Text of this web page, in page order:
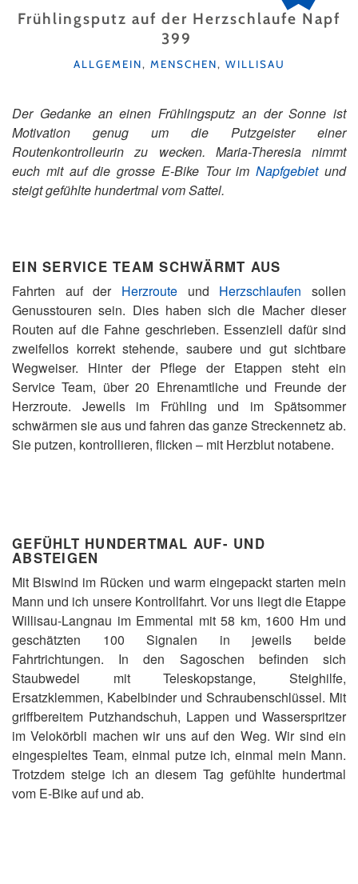
Frühlingsputz auf der Herzschlaufe Napf
399
KATEGORIEN
ALLGEMEIN, MENSCHEN, WILLISAU
Der Gedanke an einen Frühlingsputz an der Sonne ist
Motivation genug um die Putzgeister einer
Routenkontrolleurin zu wecken. Maria-Theresia nimmt
euch mit auf die grosse E-Bike Tour imNapfgebietund
steigt gefühlte hundertmal vom Sattel.
EIN SERVICE TEAM SCHWÄRMT AUS
Fahrten auf der Herzroute und Herzschlaufen sollen
Genusstouren sein. Dies haben sich die Macher dieser
Routen auf die Fahne geschrieben. Essenziell dafür sind
zweifellos korrekt stehende, saubere und gut sichtbare
Wegweiser. Hinter der Pflege der Etappen steht ein
Service Team, über 20 Ehrenamtliche und Freunde der
Herzroute. Jeweils im Frühling und im Spätsommer
schwärmen sie aus und fahren das ganze Streckennetz ab.
Sie putzen, kontrollieren, flicken – mit Herzblut notabene.
GEFÜHLT HUNDERTMAL AUF- UND
ABSTEIGEN
Mit Biswind im Rücken und warm eingepackt starten mein
Mann und ich unsere Kontrollfahrt. Vor uns liegt die Etappe
Willisau-Langnau im Emmental mit 58 km, 1600 Hm und
geschätzten 100 Signalen in jeweils beide
Fahrtrichtungen. In den Sagoschen befinden sich
Staubwedel mit Teleskopstange, Steighilfe,
Ersatzklemmen, Kabelbinder und Schraubenschlüssel. Mit
griffbereitem Putzhandschuh, Lappen und Wasserspritzer
im Velokörbli machen wir uns auf den Weg. Wir sind ein
eingespieltes Team, einmal putze ich, einmal mein Mann.
Trotzdem steige ich an diesem Tag gefühlte hundertmal
vom E-Bike auf und ab.